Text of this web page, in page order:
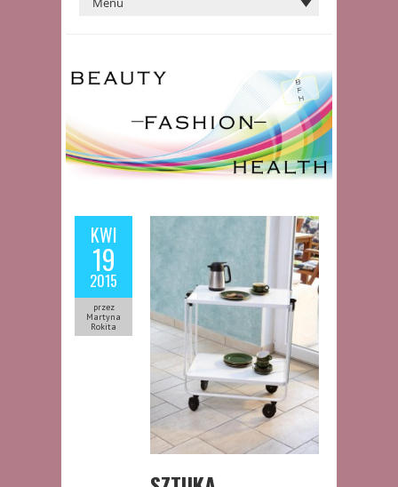
KWI
19
2015
przez
Martyna
Rokita